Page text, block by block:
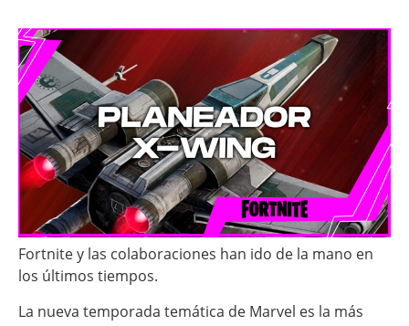
Fortnite y las colaboraciones han ido de la mano en
los últimos tiempos.
La nueva temporada temática de Marvel es la más